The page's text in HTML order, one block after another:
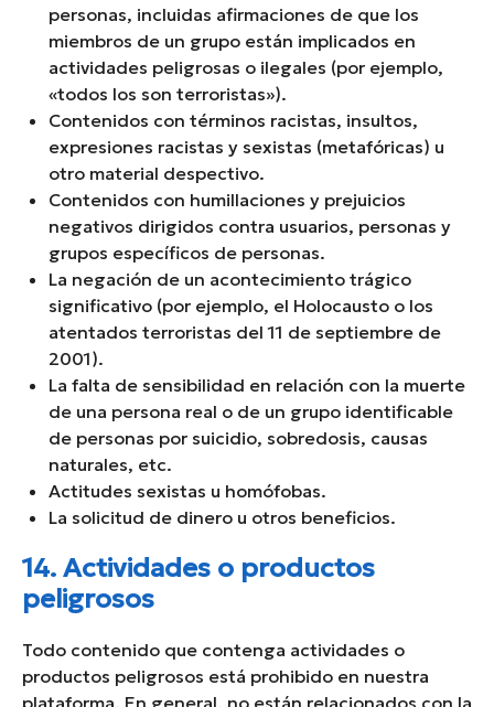
personas, incluidas afirmaciones de que los
miembros de un grupo están implicados en
actividades peligrosas o ilegales (por ejemplo,
«todos los son terroristas»).
Contenidos con términos racistas, insultos,
expresiones racistas y sexistas (metafóricas) u
otro material despectivo.
Contenidos con humillaciones y prejuicios
negativos dirigidos contra usuarios, personas y
grupos específicos de personas.
La negación de un acontecimiento trágico
significativo (por ejemplo, el Holocausto o los
atentados terroristas del 11 de septiembre de
2001).
La falta de sensibilidad en relación con la muerte
de una persona real o de un grupo identificable
de personas por suicidio, sobredosis, causas
naturales, etc.
Actitudes sexistas u homófobas.
La solicitud de dinero u otros beneficios.
14. Actividades o productos
peligrosos
Todo contenido que contenga actividades o
productos peligrosos está prohibido en nuestra
plataforma. En general, no están relacionados con la